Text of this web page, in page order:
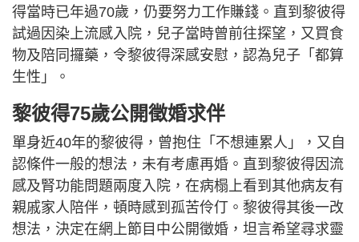
得當時已年過70歲，仍要努力工作賺錢。直到黎彼得
試過因染上流感入院，兒子當時曾前往探望，又買食
物及陪同攞藥，令黎彼得深感安慰，認為兒子「都算
生性」。
黎彼得75歲公開徵婚求伴
單身近40年的黎彼得，曾抱住「不想連累人」，又自
認條件一般的想法，未有考慮再婚。直到黎彼得因流
感及腎功能問題兩度入院，在病榻上看到其他病友有
親戚家人陪伴，頓時感到孤苦伶仃。黎彼得其後一改
想法，決定在網上節目中公開徵婚，坦言希望尋求靈